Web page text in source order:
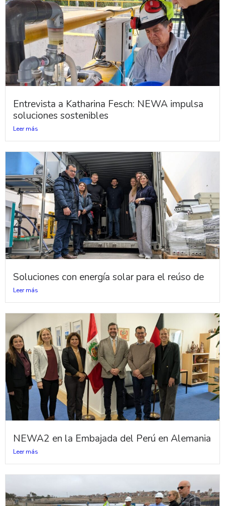
Entrevista a Katharina Fesch: NEWA impulsa
soluciones sostenibles
Leer más
Soluciones con energía solar para el reúso de
Leer más
NEWA2 en la Embajada del Perú en Alemania
Leer más